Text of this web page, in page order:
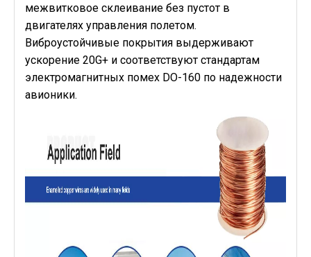
межвитковое склеивание без пустот в
двигателях управления полетом.
Виброустойчивые покрытия выдерживают
ускорение 20G+ и соответствуют стандартам
электромагнитных помех DO-160 по надежности
авионики.